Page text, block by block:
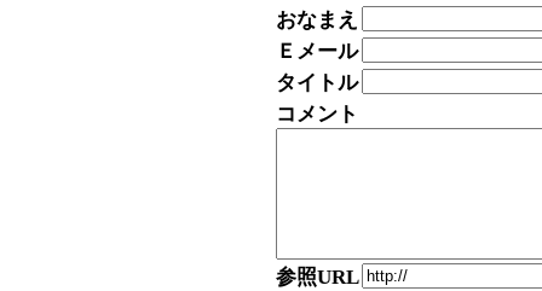
おなまえ
Ｅメール
タイトル
コメント
参照URL